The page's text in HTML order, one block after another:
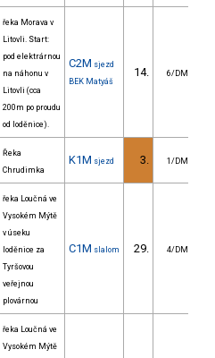
řeka Morava v
Litovli. Start:
pod elektrárnou
na náhonu v
Litovli (cca
200m po proudu
od loděnice).
C2M sjezd
BEK Matyáš
14. 6/DM
Řeka
Chrudimka
K1M sjezd 3. 1/DM
řeka Loučná ve
Vysokém Mýtě
v úseku
loděnice za
Tyršovou
veřejnou
plovárnou
C1M slalom 29. 4/DM
řeka Loučná ve
Vysokém Mýtě